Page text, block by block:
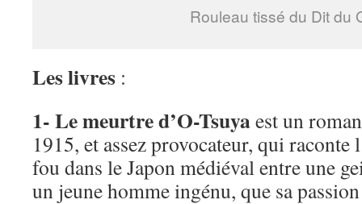
Rouleau tissé du Dit du
Les livres :
1- Le meurtre d’O-Tsuyaest un
1915, et assez provocateur, qui raconte
fou dans le Japon médiéval entre une
un jeune homme ingénu, que sa